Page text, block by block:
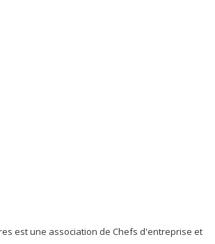
est une association de Chefs d'entreprise et